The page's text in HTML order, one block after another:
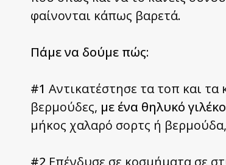
φαίνονται κάπως βαρετά.
Πάμε να δούμε πώς:
#1 Αντικατέστησε τα τοπ και
βερμούδες, με ένα θηλυκό
μήκος χαλαρό σορτς ή βερμούδα,